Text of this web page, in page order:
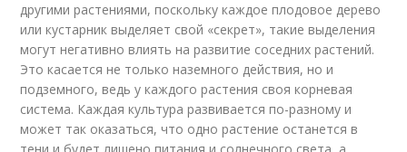
другими растениями, поскольку каждое плодовое дерево
или кустарник выделяет свой «секрет», такие выделения
могут негативно влиять на развитие соседних растений.
Это касается не только наземного действия, но и
подземного, ведь у каждого растения своя корневая
система. Каждая культура развивается по-разному и
может так оказаться, что одно растение останется в